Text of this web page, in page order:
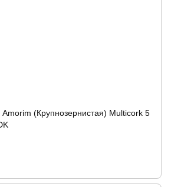
Amorim (Крупнозернистая) Multicork 5